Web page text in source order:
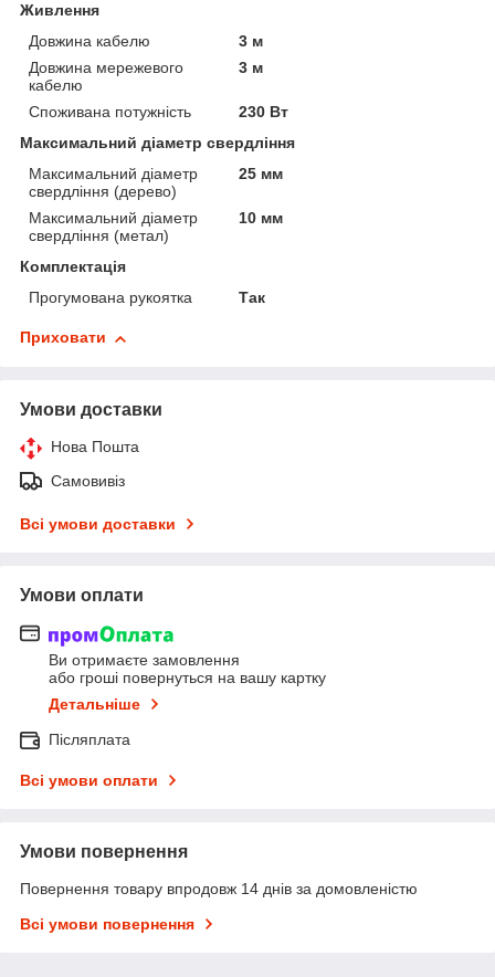
Живлення
Довжина кабелю
3 м
Довжина мережевого
кабелю
3 м
Споживана потужність
230 Вт
Максимальний діаметр свердління
Максимальний діаметр
свердління (дерево)
25 мм
Максимальний діаметр
свердління (метал)
10 мм
Комплектація
Прогумована рукоятка
Так
Приховати
Умови доставки
Нова Пошта
Самовивіз
Всі умови доставки
Умови оплати
Ви отримаєте замовлення
або гроші повернуться на вашу картку
Детальніше
Післяплата
Всі умови оплати
Умови повернення
Повернення товару впродовж 14 днів за домовленістю
Всі умови повернення